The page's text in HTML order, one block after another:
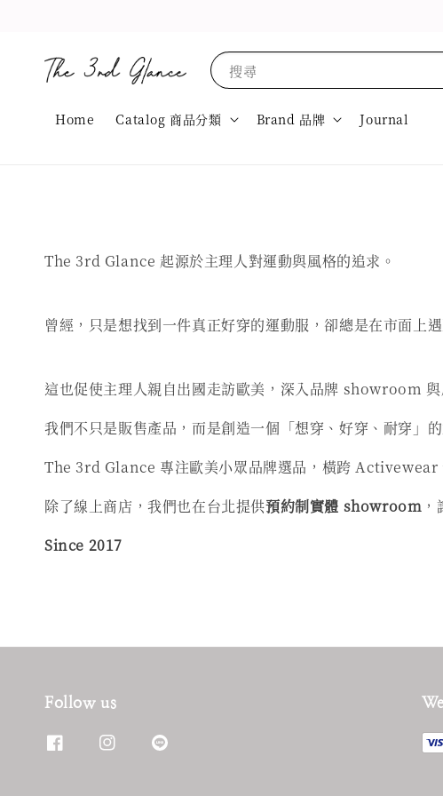
搜尋
Home Catalog 商品分類 Brand 品牌 Journal
The 3rd Glance 起源於主理人對運動與風格的追求。
曾經，只是想找到一件真正好穿的運動服，卻總是在市面上
這也促使主理人親自出國走訪歐美，深入品牌 showroom
我們不只是販售產品，而是創造一個「想穿、好穿、耐穿」
The 3rd Glance 專注歐美小眾品牌選品，橫跨 Activewear
除了線上商店，我們也在台北提供預約制實體 showroom
Since 2017
Follow us